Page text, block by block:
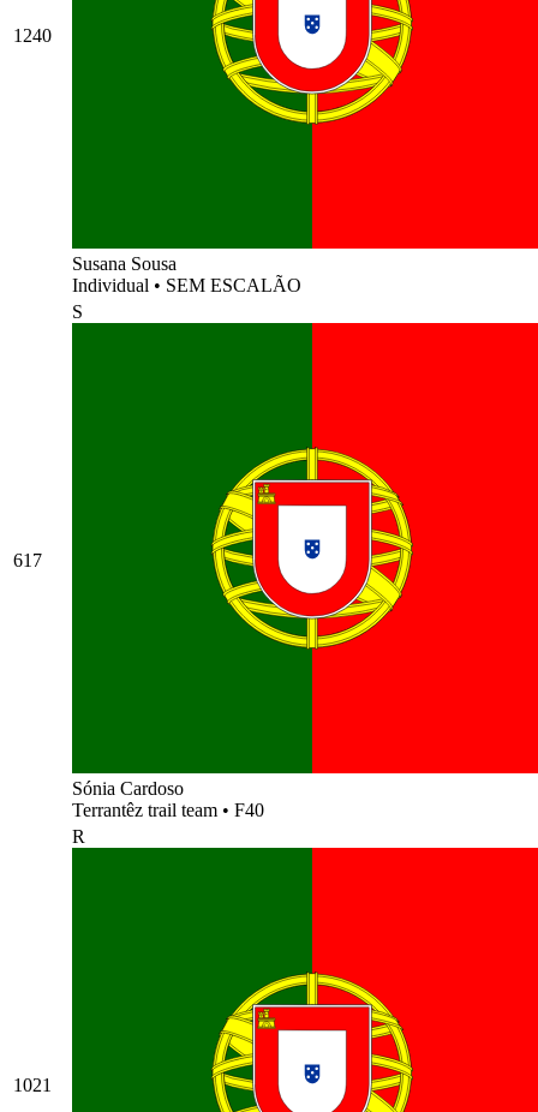
1240
Susana Sousa
Individual • SEM ESCALÃO
617
S
Sónia Cardoso
Terrantêz trail team • F40
1021
R